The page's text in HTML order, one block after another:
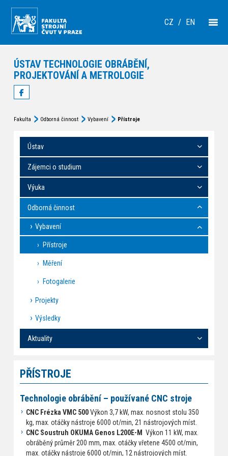
CZ / EN
ÚSTAV TECHNOLOGIE OBRÁBĚNÍ,
PROJEKTOVÁNÍ A METROLOGIE
Fakulta Odborná činnost Vybavení Přístroje
Ústav
Zájemci o studium
Výuka
Odborná činnost
Vybavení
Přístroje
Měření
Fotogalerie
Projekty
Výsledky
Aktuality
PŘÍSTROJE
Technologie obrábění – používané CNC stroje
CNC Frézka VMC 500Výkon 3,7 kW, max. nosnost stolu 350
kg, max. otáčky nástroje 6000 ot/min, 21 nástrojových míst.
CNC Soustruh OKUMA Genos L200E-M Výkon 11 kW, max.
obráběný průměr 200 mm, max. otáčky vřetene 4500 ot/min,
max. otáčky nástroje 6000 ot/min, 12 nástrojových míst.